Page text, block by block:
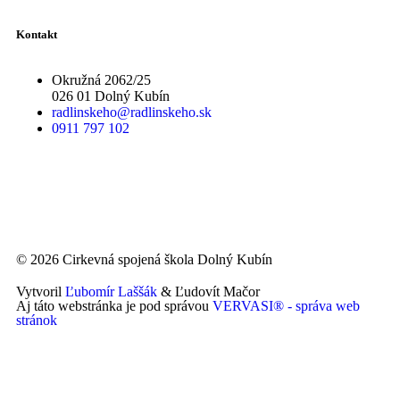
Kontakt
Okružná 2062/25
026 01 Dolný Kubín
radlinskeho@radlinskeho.sk
0911 797 102
© 2026 Cirkevná spojená škola Dolný Kubín
Vytvoril Ľubomír Laššák & Ľudovít Mačor
Aj táto webstránka je pod správou VERVASI® - správa web
stránok